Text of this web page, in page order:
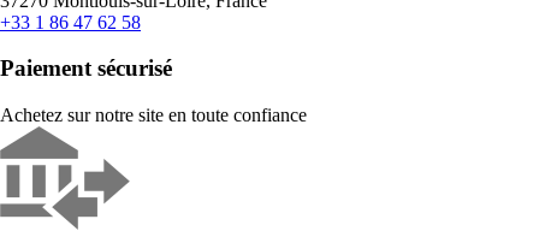
+33 1 86 47 62 58
Paiement sécurisé
Achetez sur notre site en toute confiance